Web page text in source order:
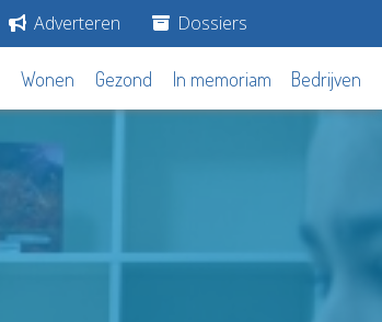
Adverteren Dossiers
Wonen Gezond In memoriam Bedrijven